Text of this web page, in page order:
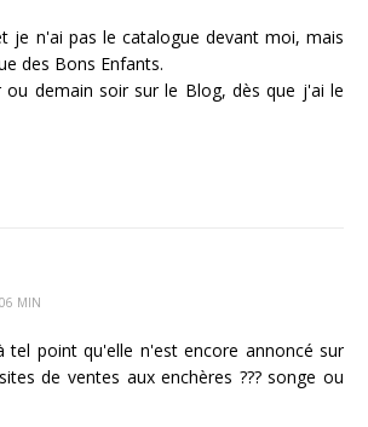
je n'ai pas le catalogue devant moi, mais
des Bons Enfants.
ou demain soir sur le Blog, dès que j'ai le
MIN
tel point qu'elle n'est encore annoncé sur
de ventes aux enchères ??? songe ou